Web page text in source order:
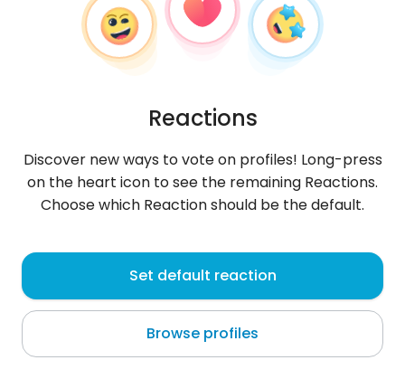
Frank
Sulūq
Szukam poważnego związku i traktuję ją jak królową
Reactions
Discover new ways to vote on profiles! Long-press
on the heart icon to see the remaining Reactions.
Choose which Reaction should be the default.
Set default reaction
Browse profiles